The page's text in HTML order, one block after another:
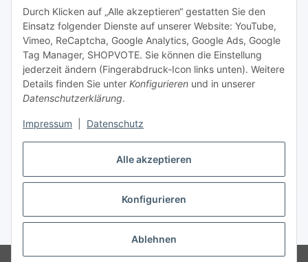
Alle akzeptieren
Konfigurieren
Ablehnen
Durch Klicken auf „Alle akzeptieren“ gestatten Sie den
Einsatz folgender Dienste auf unserer Website: YouTube,
Vimeo, ReCaptcha, Google Analytics, Google Ads, Google
Tag Manager, SHOPVOTE. Sie können die Einstellung
jederzeit ändern (Fingerabdruck-Icon links unten). Weitere
Details finden Sie unter Konfigurieren und in unserer
Datenschutzerklärung.
Impressum Datenschutz
Newsletter Abonnieren
Bitte senden Sie mir entsprechend Ihrer
Datenschutzerklärungregelmäßig und jederzeit widerruflich
Informationen zu Ihrem Produktsortiment per E-Mail zu.
Abonnieren
Newsletter Abonnieren
Vertrag widerrufen
* Alle Preise inkl. gesetzlicher USt., zzgl.